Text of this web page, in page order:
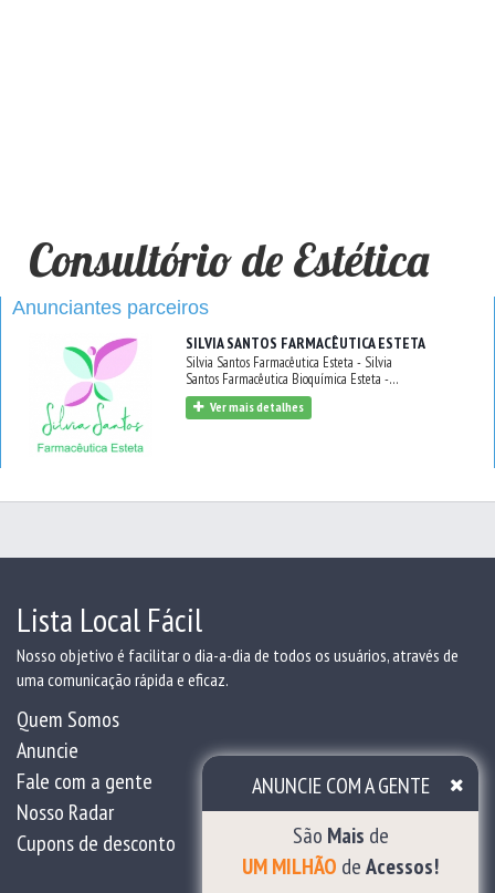
ANUNCIE COM A GENTE
São Mais de
UM MILHÃO deAcessos!
Consultório de Estética
Anunciantes parceiros
SILVIA SANTOS FARMACÊUTICA ESTETA
Silvia Santos Farmacêutica Esteta - Silvia
Santos Farmacêutica Bioquímica Esteta -
CRF/SC 16132 - Estética Facial e Corporal -
Realço sua beleza com naturalidade - Ensino a
Ver mais detalhes
Lista Local Fácil
Nosso objetivo é facilitar o dia-a-dia de todos os usuários, através de
uma comunicação rápida e eficaz.
Quem Somos
Anuncie
Fale com a gente
Nosso Radar
Cupons de desconto